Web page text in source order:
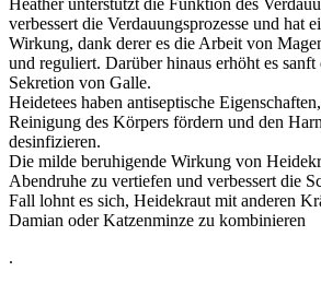
verbessert die Verdauungsprozesse und hat
Wirkung, dank derer es die Arbeit von
und reguliert. Darüber hinaus erhöht es
Sekretion von Galle.
Heidetees haben antiseptische
Reinigung des Körpers fördern und den
desinfizieren.
Die milde beruhigende Wirkung von
Abendruhe zu vertiefen und verbessert die
Fall lohnt es sich, Heidekraut mit anderen
Damian oder Katzenminze zu kombinieren
.